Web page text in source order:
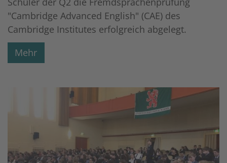
"Cambridge Advanced English" (CAE) des
Cambridge Institutes erfolgreich abgelegt.
Mehr